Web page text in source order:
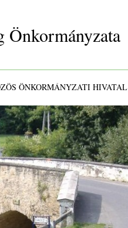
Önkormányzata
ÖNKORMÁNYZATI HIVATAL